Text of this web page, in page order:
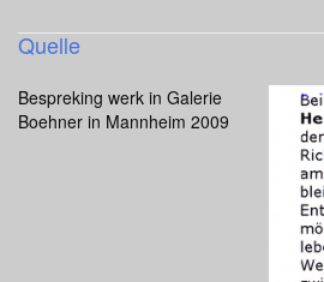
Quelle
Bespreking werk in Galerie
Boehner in Mannheim 2009